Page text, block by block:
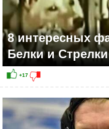
8 интересных
Белки и Стрелки